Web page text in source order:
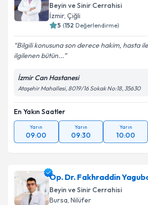
Beyin ve Sinir Cerrahisi
İzmir, Çiğli
5 (152 Değerlendirme)
Bilgili konusuna son derece hakim, hasta
ilgilenen bütün...
İzmir Can Hastanesi
Ataşehir Mahallesi, 8019/16 Sokak No:18, 35630
En Yakın Saatler
Yarın
09:00
Yarın
09:30
Yarın
10:00
Op. Dr. Fakhraddin
Beyin ve Sinir Cerrahisi
Bursa, Nilüfer